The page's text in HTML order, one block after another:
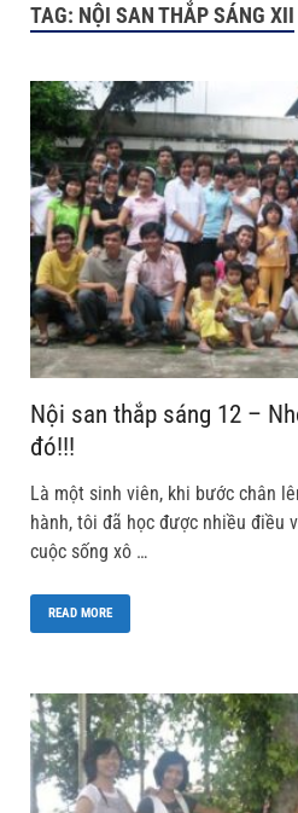
TAG: NỘI SAN THẮP SÁNG XII
Nội san thắp sáng 12 –
đó!!!
Là một sinh viên, khi bước chân
hành, tôi đã học được nhiều điều
cuộc sống xô …
READ MORE